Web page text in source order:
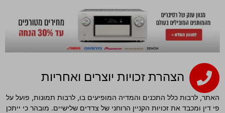
הצהרת זכויות יוצרים ואחריות
האתר, לרבות כלל התכנים והמדיה המופיעים בו, לרבות תמונות, פועל על
פי דין ומכבד את זכויות הקניין הרוחני של צדדים שלישיים. מובהר כי ייתכן